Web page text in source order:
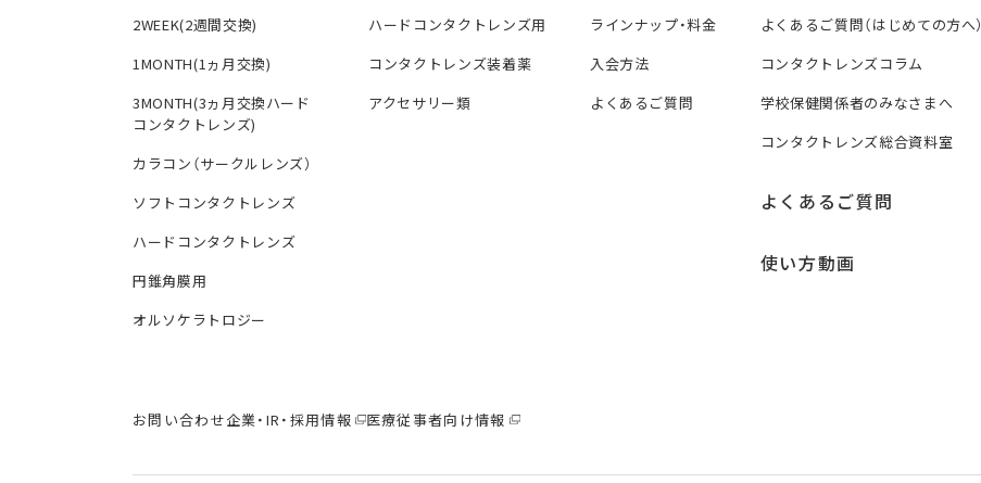
2WEEK(2週間交換)
1MONTH(1ヵ月交換)
3MONTH(3ヵ月交換ハード
コンタクトレンズ)
カラコン（サークルレンズ）
ソフトコンタクトレンズ
ハードコンタクトレンズ
円錐角膜用
オルソケラトロジー
ハードコンタクトレンズ用
コンタクトレンズ装着薬
アクセサリー類
ラインナップ・料金
入会方法
よくあるご質問
よくあるご質問（はじめての方へ）
コンタクトレンズコラム
学校保健関係者のみなさまへ
コンタクトレンズ総合資料室
よくあるご質問
使い方動画
お問い合わせ企業・IR・採用情報 医療従事者向け情報